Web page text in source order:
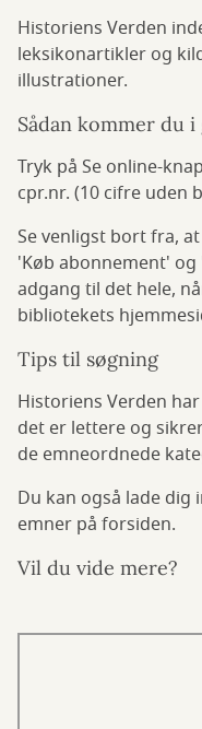
Historiens Verden
leksikonartikler og
illustrationer.
Sådan kommer du i
Tryk på Se online-
cpr.nr. (10 cifre uden
Se venligst bort fra,
'Køb abonnement' og
adgang til det hele,
bibliotekets
Tips til søgning
Historiens Verden
det er lettere og
de emneordnede
Du kan også lade
emner på forsiden.
Vil du vide mere?